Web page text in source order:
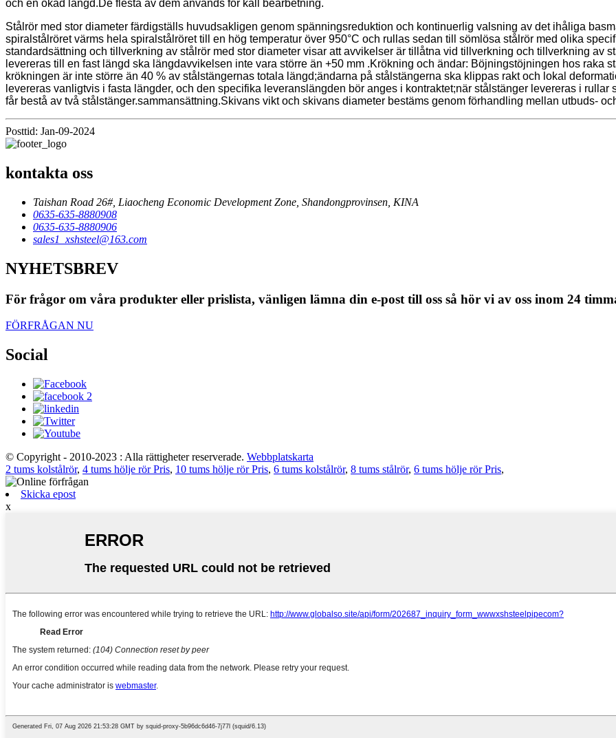
och en ökad längd.De flesta av dem används för kall bearbetning.
Stålrör med stor diameter färdigställs huvudsakligen genom spänningsreduktion och kontinuerlig valsning av det ihåliga
spiralstålröret värms hela spiralstålröret till en hög temperatur över 950°C och rullas sedan till sömlösa stålrör med olika
standardsättning och tillverkning av stålrör med stor diameter visar att avvikelser är tillåtna vid tillverkning och tillverkning av
levereras till en fast längd ska längdavvikelsen inte vara större än +50 mm .Krökning och ändar: Böjningstöjningen hos raka
krökningen är inte större än 40 % av stålstängernas totala längd;ändarna på stålstängerna ska klippas rakt och lokal
levereras vanligtvis i fasta längder, och den specifika leveranslängden bör anges i kontraktet;när stålstänger levereras i
får bestå av två stålstänger.sammansättning.Skivans vikt och skivans diameter bestäms genom förhandling mellan utbuds-
Posttid: Jan-09-2024
kontakta oss
Taishan Road 26#, Liaocheng Economic Development Zone, Shandongprovinsen, KINA
0635-635-8880908
0635-635-8880906
sales1_xshsteel@163.com
NYHETSBREV
För frågor om våra produkter eller prislista, vänligen lämna din e-post till oss så hör vi av oss inom 24
FÖRFRÅGAN NU
Social
© Copyright - 2010-2023 : Alla rättigheter reserverade. Webbplatskarta
2 tums kolstålrör, 4 tums hölje rör Pris, 10 tums hölje rör Pris, 6 tums kolstålrör, 8 tums stålrör, 6 tums hölje rör Pris,
Skicka epost
x